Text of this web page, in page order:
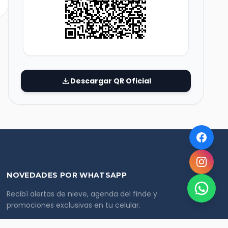
downloadDescargar QR Oficial
NOVEDADES POR WHATSAPP
Recibí alertas de nieve, agenda del finde y
promociones exclusivas en tu celular.